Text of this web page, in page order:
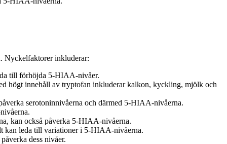
Nyckelfaktorer inkluderar:
till förhöjda 5-HIAA-nivåer.
högt innehåll av tryptofan inkluderar kalkon, kyckling, mjölk och
serotoninnivåerna och därmed 5-HIAA-nivåerna.
kan också påverka 5-HIAA-nivåerna.
kan leda till variationer i 5-HIAA-nivåerna.
dess nivåer.